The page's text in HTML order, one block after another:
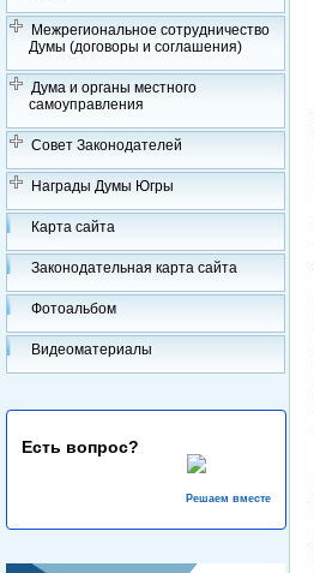
Межрегиональное сотрудничество
Думы (договоры и соглашения)
Дума и органы местного
самоуправления
Совет Законодателей
Награды Думы Югры
Карта сайта
Законодательная карта сайта
Фотоальбом
Видеоматериалы
Есть вопрос?
Решаем вместе